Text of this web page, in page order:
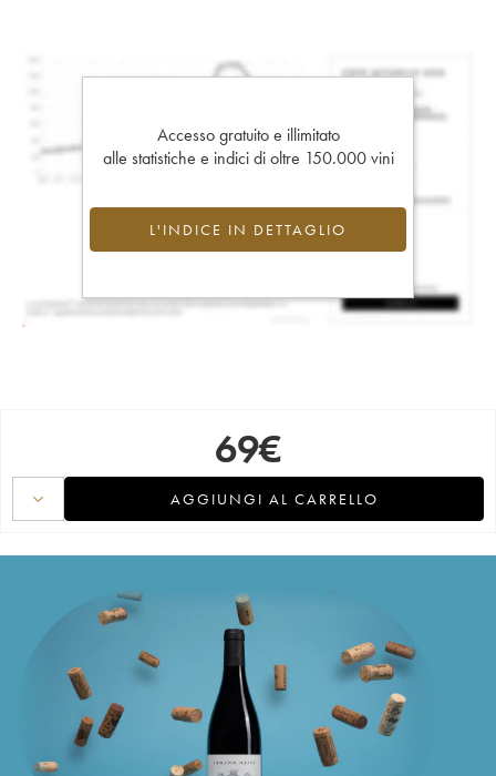
Accesso gratuito e illimitato
alle statistiche e indici di oltre 150.000 vini
L'INDICE IN DETTAGLIO
69€
AGGIUNGI AL CARRELLO